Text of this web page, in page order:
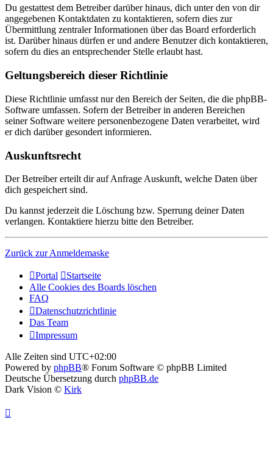
Du gestattest dem Betreiber darüber hinaus, dich unter den von dir
angegebenen Kontaktdaten zu kontaktieren, sofern dies zur
Übermittlung zentraler Informationen über das Board erforderlich
ist. Darüber hinaus dürfen er und andere Benutzer dich kontaktieren,
sofern du dies an entsprechender Stelle erlaubt hast.
Geltungsbereich dieser Richtlinie
Diese Richtlinie umfasst nur den Bereich der Seiten, die die phpBB-
Software umfassen. Sofern der Betreiber in anderen Bereichen
seiner Software weitere personenbezogene Daten verarbeitet, wird
er dich darüber gesondert informieren.
Auskunftsrecht
Der Betreiber erteilt dir auf Anfrage Auskunft, welche Daten über
dich gespeichert sind.
Du kannst jederzeit die Löschung bzw. Sperrung deiner Daten
verlangen. Kontaktiere hierzu bitte den Betreiber.
Zurück zur Anmeldemaske
Portal
Startseite
Alle Cookies des Boards löschen
FAQ
Datenschutzrichtlinie
Das Team
Impressum
Alle Zeiten sind UTC+02:00
Powered by phpBB® Forum Software © phpBB Limited
Deutsche Übersetzung durch phpBB.de
Dark Vision © Kirk